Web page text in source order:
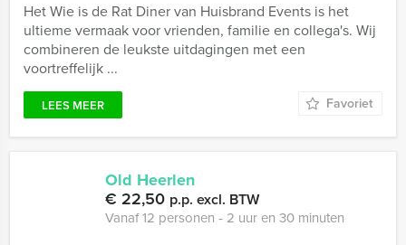
Het Wie is de Rat Diner van Huisbrand Events is het
ultieme vermaak voor vrienden, familie en collega's. Wij
combineren de leukste uitdagingen met een
voortreffelijk ...
LEES MEER Favoriet
Old Heerlen
€ 22,50 p.p. excl. BTW
Vanaf 12 personen ‐ 2 uur en 30 minuten